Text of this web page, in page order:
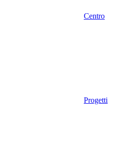
Centro
Progetti